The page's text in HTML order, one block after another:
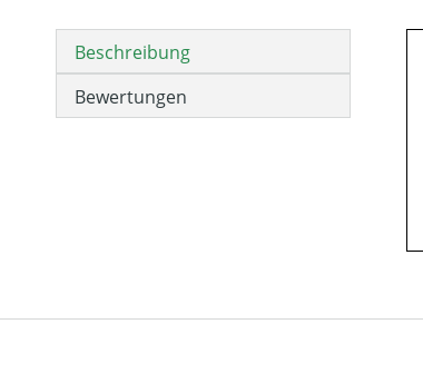
Beschreibung
Bewertungen